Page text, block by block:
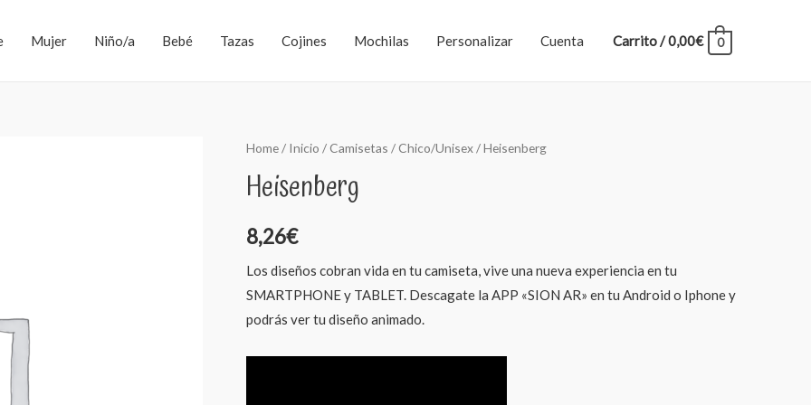
Mujer Niño/a Bebé Tazas Cojines Mochilas Personalizar Cuenta Carrito/0,00€ 0
Home/ Inicio /Camisetas /Chico/Unisex/ Heisenberg
Heisenberg
8,26€
Los diseños cobran vida en tu camiseta, vive una nueva experiencia en tu
SMARTPHONE y TABLET. Descagate la APP «SION AR» en tu Android o Iphone y
podrás ver tu diseño animado.